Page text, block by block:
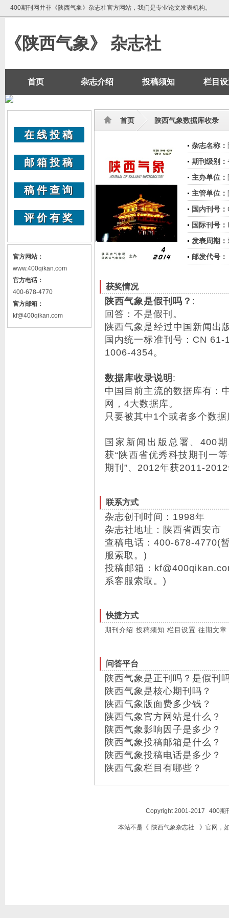
400期刊网并非《陕西气象》杂志社官方网站，我们是专业论文发表机构。
《陕西气象》 杂志社
首页 杂志介绍 投稿须知 栏目
在线投稿
邮箱投稿
稿件查询
评价有奖
官方网站：
www.400qikan.com
官方电话：
400-678-4770
官方邮箱：
kf@400qikan.com
首页 陕西气象数据库收录
杂志名称：
期刊级别：
主办单位：
主管单位：
国内刊号：
国际刊号：
发表周期：
邮发代号：
获奖情况
陕西气象是假刊吗？ :
回答：不是假刊。
陕西气象是经过中国新闻出
国内统一标准刊号：CN
1006-4354。
数据库收录说明 :
中国目前主流的数据库有：
网，4大数据库。
只要被其中1个或者多个数
国家新闻出版总署、400
获“陕西省优秀科技期刊一
期刊”、2012年获2011-
联系方式
杂志创刊时间：1998年
杂志社地址：陕西省西安市
查稿电话：400-678-4770(
服索取。)
投稿邮箱：
系客服索取。)
快捷方式
期刊介绍 投稿须知 栏目设置 往期文章
问答平台
陕西气象是正刊吗？是假刊
陕西气象是核心期刊吗？
陕西气象版面费多少钱？
陕西气象官方网站是什么？
陕西气象影响因子是多少？
陕西气象投稿邮箱是什么？
陕西气象投稿电话是多少？
陕西气象栏目有哪些？
Copyright 2001-2017 400期
本站不是《 陕西气象杂志社 》官网，